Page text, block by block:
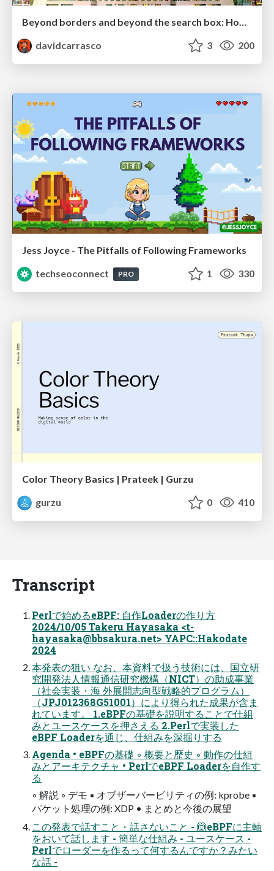
Beyond borders and beyond the search box: How to win the global "messy middle" with AI-driven SEO
davidcarrasco
3 200
Jess Joyce - The Pitfalls of Following Frameworks
techseoconnect
PRO 1 330
Color Theory Basics | Prateek | Gurzu
gurzu
0 410
Transcript
Perlで始めるeBPF: 自作Loaderの作り方
2024/10/05 Takeru Hayasaka <t-
hayasaka@bbsakura.net> YAPC::Hakodate
2024
本発表の狙い なお、本資料で扱う技術には、国立研
究開発法人情報通信研究機構（NICT）の助成事業
（社会実装・海 外展開志向型戦略的プログラム）
（JPJ012368G51001）により得られた成果が含ま
れています。 1.eBPFの基礎を説明することで仕組
みとユースケースを押さえる 2.Perlで実装した
eBPF Loaderを通じ、仕組みを深掘りする
Agenda • eBPFの基礎 ◦ 概要と歴史 ◦ 動作の仕組
みとアーキテクチャ • PerlでeBPF Loaderを自作す
る
◦ 解説 ◦ デモ ▪ オブザーバービリティの例: kprobe ▪
パケット処理の例: XDP • まとめと今後の展望
この発表で話すこと・話さないこと - 🙆eBPFに主軸
をおいて話します - 簡単な仕組み - ユースケース -
Perlでローダーを作るって何するんですか？みたい
な話 -